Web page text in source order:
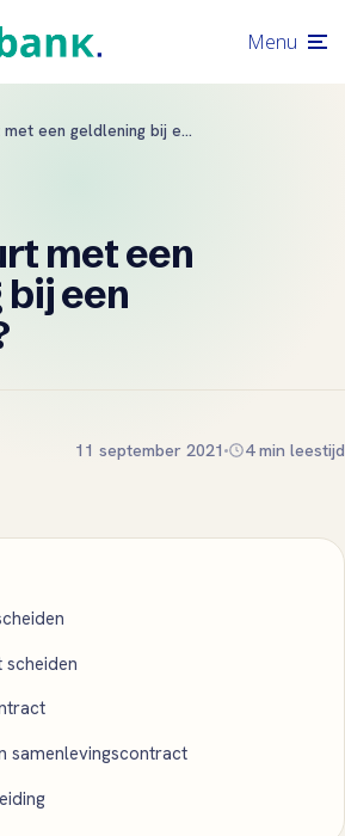
Menu
Wat gebeurt met een geldlening bij een scheiding?
met een
een
11 september 2021 4 min leestijd
samenlevingscontract